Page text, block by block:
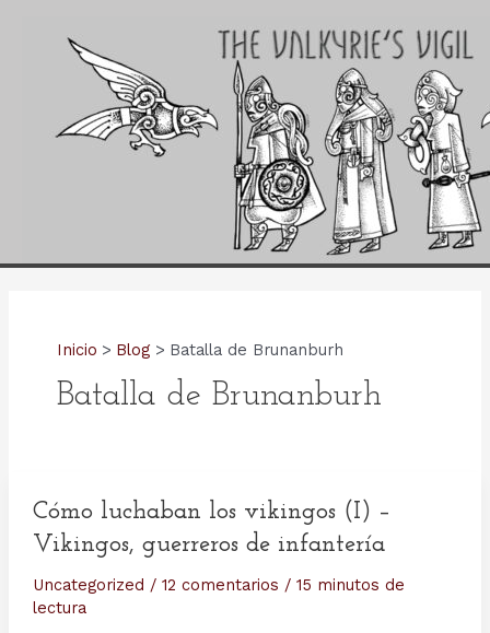
Inicio Blog Batalla de Brunanburh
Batalla de Brunanburh
Cómo luchaban los vikingos (I) –
Vikingos, guerreros de infantería
Uncategorized / 12 comentarios / 15 minutos de
lectura